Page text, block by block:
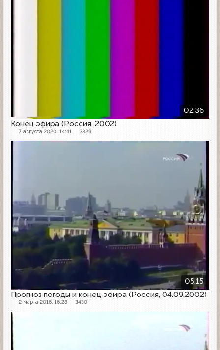
02:36
Конец эфира (Россия, 2002)
7 августа 2020, 14:41 3329
05:15
Прогноз погоды и конец эфира (Россия, 04.09.2002)
2 марта 2016, 16:28 3430